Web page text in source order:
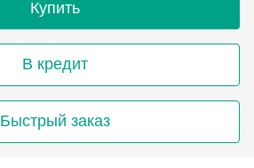
Купить
В кредит
Быстрый заказ